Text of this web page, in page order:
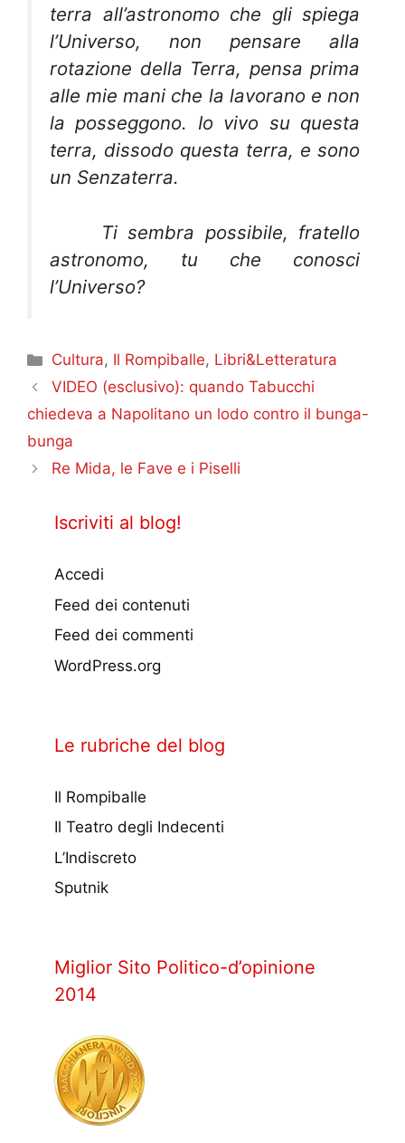
terra all’astronomo che gli spiega
l’Universo, non pensare alla
rotazione della Terra, pensa prima
alle mie mani che la lavorano e non
la posseggono. Io vivo su questa
terra, dissodo questa terra, e sono
un Senzaterra.
Ti sembra possibile, fratello
astronomo, tu che conosci
l’Universo?
Categorie
Cultura, Il Rompiballe, Libri&Letteratura
VIDEO (esclusivo): quando Tabucchi
chiedeva a Napolitano un lodo contro il bunga-
bunga
Re Mida, le Fave e i Piselli
Iscriviti al blog!
Accedi
Feed dei contenuti
Feed dei commenti
WordPress.org
Le rubriche del blog
Il Rompiballe
Il Teatro degli Indecenti
L’Indiscreto
Sputnik
Miglior Sito Politico-d’opinione
2014